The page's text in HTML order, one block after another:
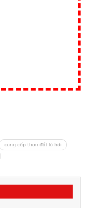
cung cấp than đốt lò hơi